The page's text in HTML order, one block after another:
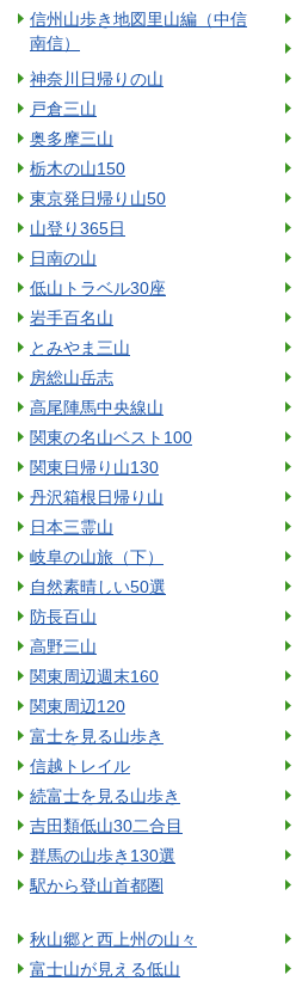
信州山歩き地図里山編（中信
南信）
神奈川日帰りの山
戸倉三山
奥多摩三山
栃木の山150
東京発日帰り山50
山登り365日
日南の山
低山トラベル30座
岩手百名山
とみやま三山
房総山岳志
高尾陣馬中央線山
関東の名山ベスト100
関東日帰り山130
丹沢箱根日帰り山
日本三霊山
岐阜の山旅（下）
自然素晴しい50選
防長百山
高野三山
関東周辺週末160
関東周辺120
富士を見る山歩き
信越トレイル
続富士を見る山歩き
吉田類低山30二合目
群馬の山歩き130選
駅から登山首都圏
秋山郷と西上州の山々
富士山が見える低山